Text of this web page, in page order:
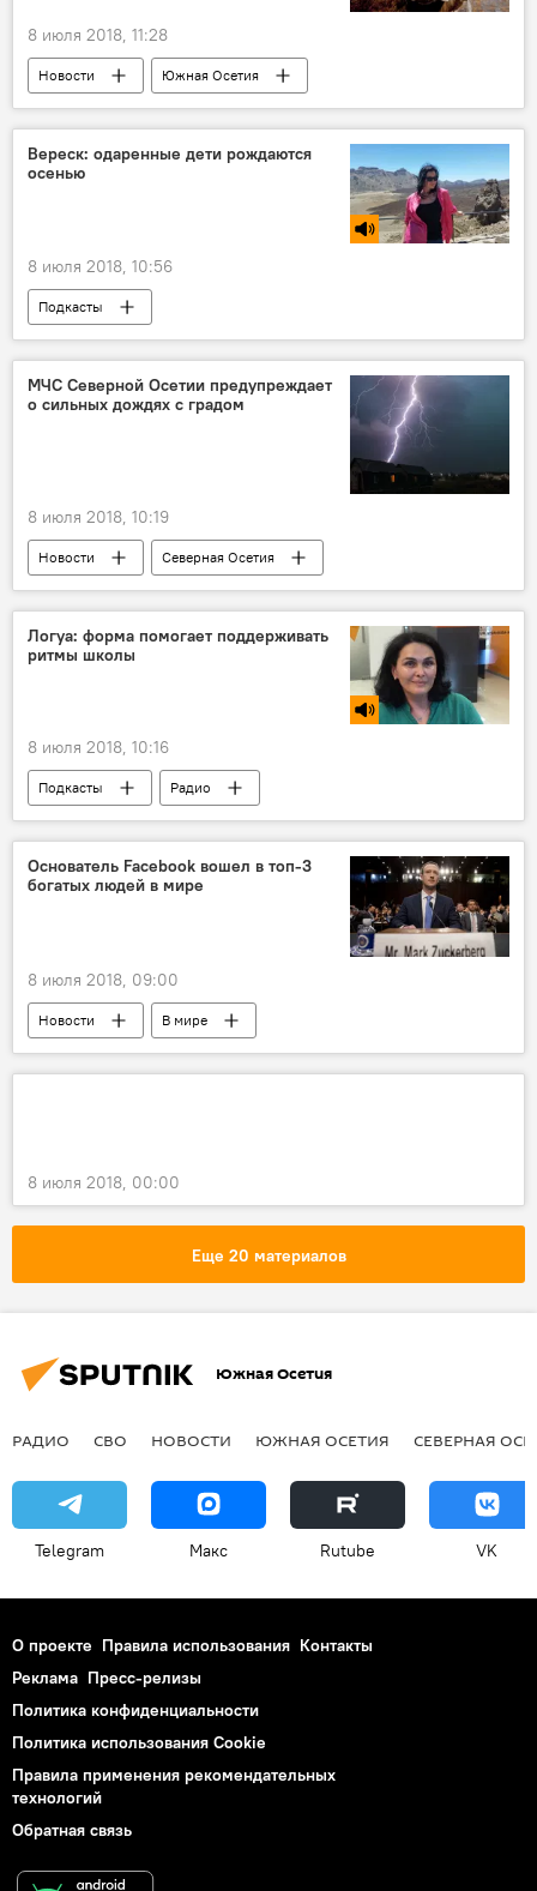
8 июля 2018, 11:28
Новости Южная Осетия
Вереск: одаренные дети рождаются
осенью
8 июля 2018, 10:56
Подкасты
МЧС Северной Осетии предупреждает
о сильных дождях с градом
8 июля 2018, 10:19
Новости Северная Осетия
Логуа: форма помогает поддерживать
ритмы школы
8 июля 2018, 10:16
Подкасты Радио
Основатель Facebook вошел в топ-3
богатых людей в мире
8 июля 2018, 09:00
Новости В мире
8 июля 2018, 00:00
Еще 20 материалов
Южная Осетия
РАДИО СВО НОВОСТИ ЮЖНАЯ ОСЕТИЯ СЕВЕРНАЯ
Telegram Макс Rutube VK
О проекте Правила использования Контакты
Реклама Пресс-релизы
Политика конфиденциальности
Политика использования Cookie
Правила применения рекомендательных
технологий
Обратная связь